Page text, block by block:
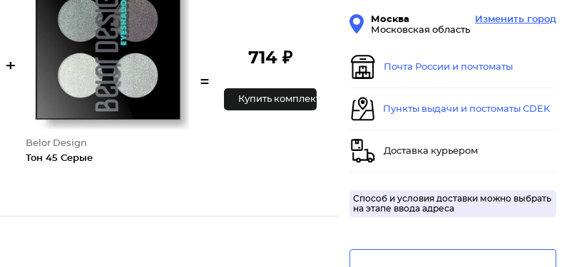
+
Belor Design
Тон 45 Серые
=
714 ₽
Купить комплект
Москва
Московская область
Изменить город
Почта России и почтоматы
Пункты выдачи и постоматы CDEK
Доставка курьером
Способ и условия доставки можно выбрать
на этапе ввода адреса